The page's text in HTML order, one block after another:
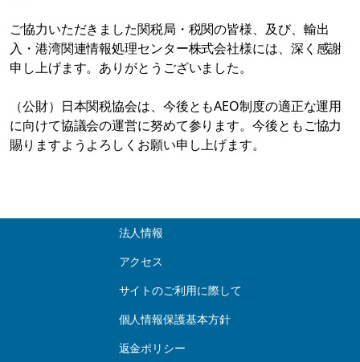
ご協力いただきました関税局・税関の皆様、及び、輸出
入・港湾関連情報処理センター株式会社様には、深く感謝
申し上げます。ありがとうございました。
（公財）日本関税協会は、今後ともAEO制度の適正な運用
に向けて協議会の運営に努めて参ります。今後ともご協力
賜りますようよろしくお願い申し上げます。
法人情報
アクセス
サイトのご利用に際して
個人情報保護基本方針
返金ポリシー